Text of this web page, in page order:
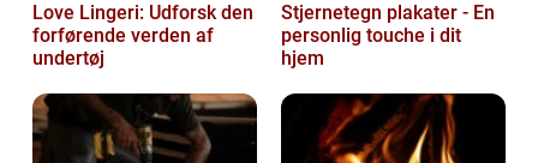
Love Lingeri: Udforsk den
forførende verden af
undertøj
Stjernetegn plakater - En
personlig touche i dit
hjem